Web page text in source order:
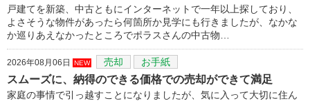
戸建てを新築、中古ともにインターネットで一年以上探しており、
よさそうな物件があったら何箇所か見学にも行きましたが、なかな
か巡りあえなかったところでポラスさんの中古物…
2026年08月06日 NEW 売却 お手紙
スムーズに、納得のできる価格での売却ができて満足
家庭の事情で引っ越すことになりましたが、気に入って大切に住ん